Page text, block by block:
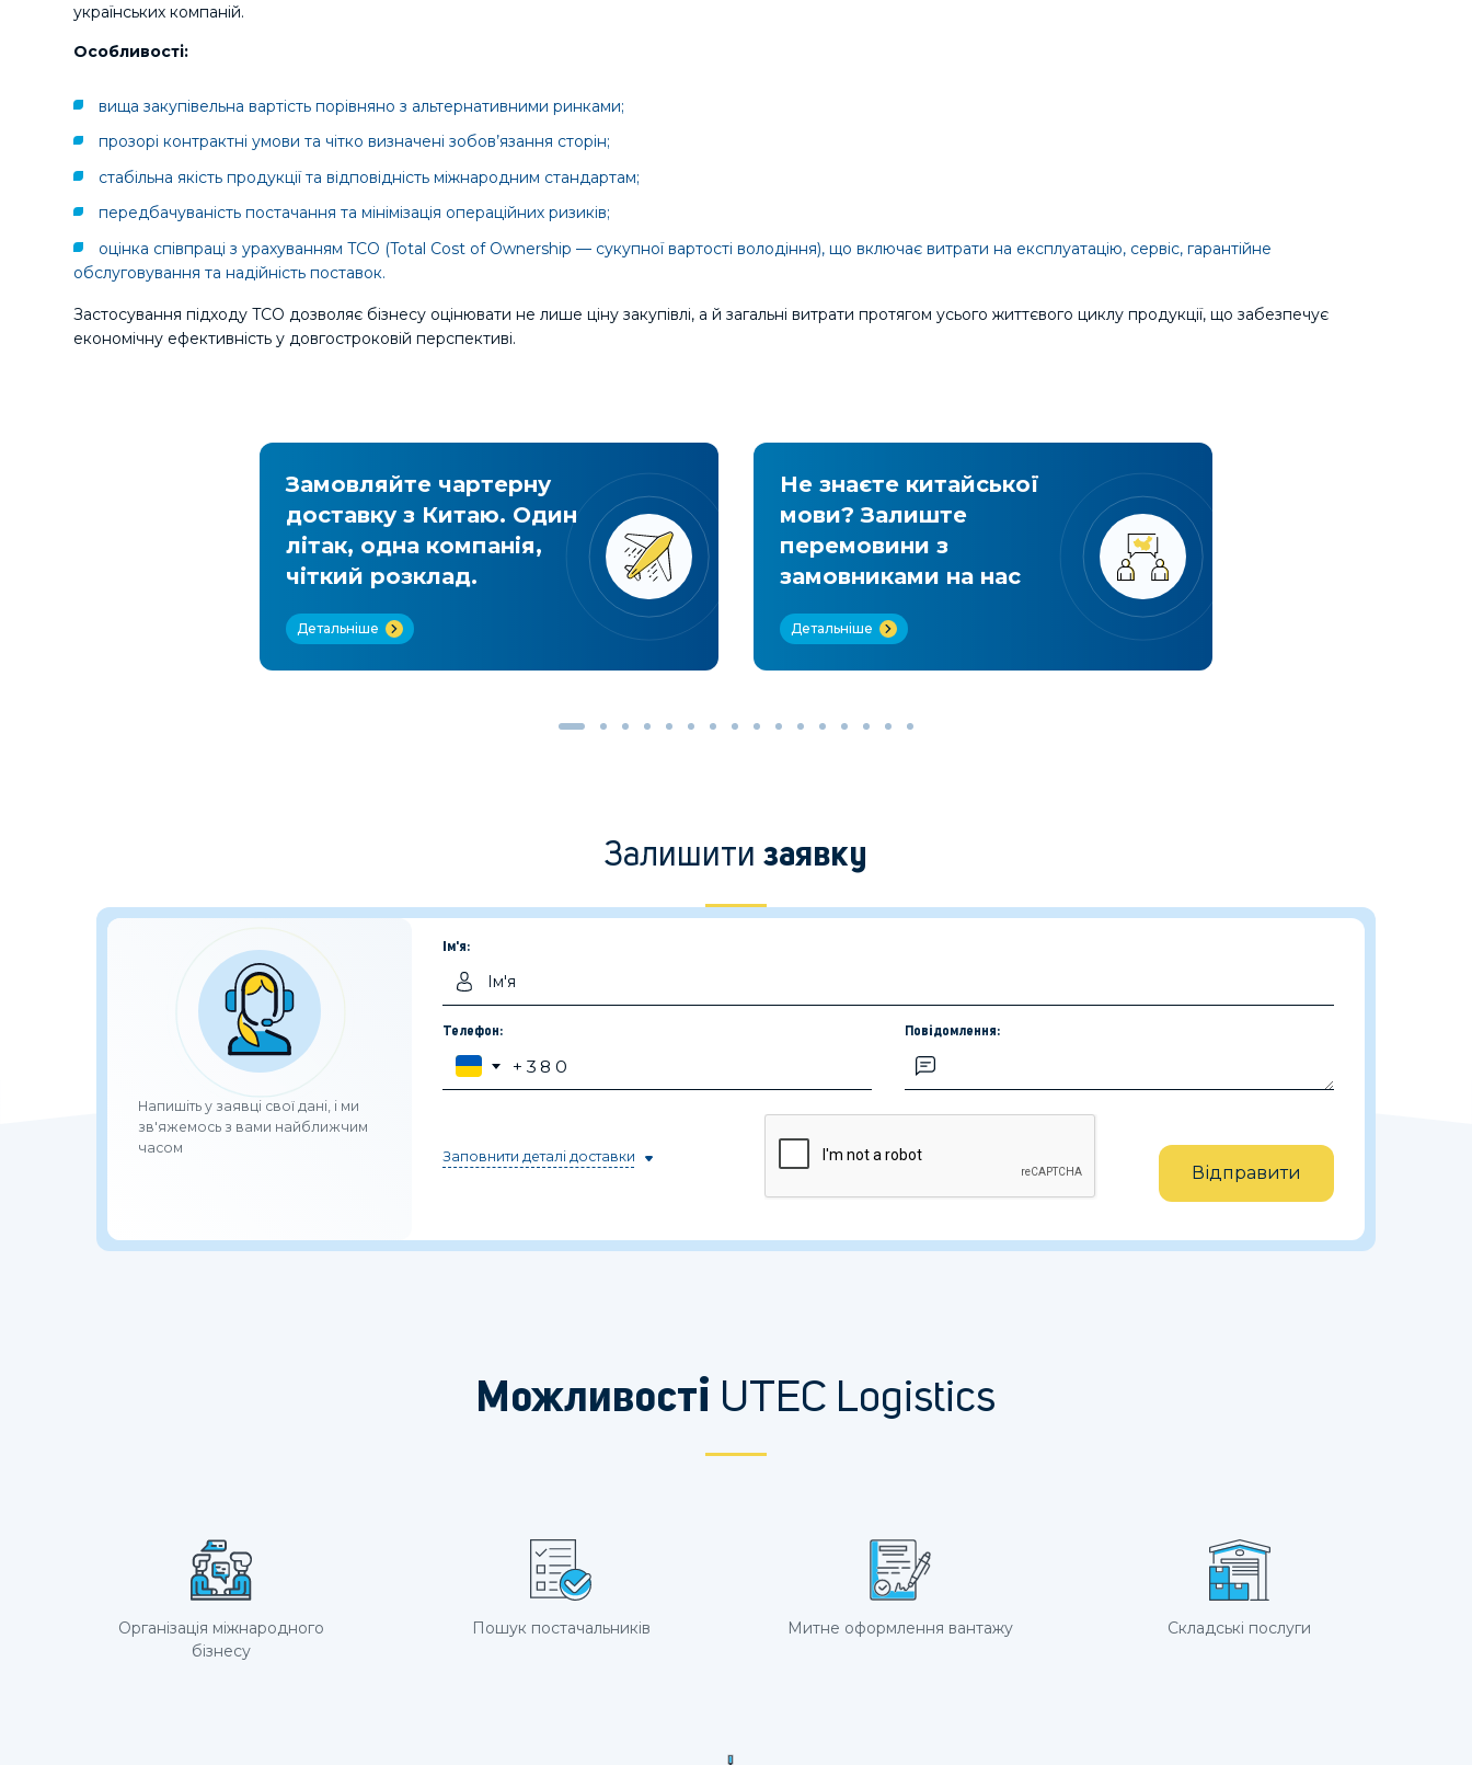
українських компаній.
Особливості:
вища закупівельна вартість порівняно з альтернативними ринками;
прозорі контрактні умови та чітко визначені зобов’язання сторін;
стабільна якість продукції та відповідність міжнародним стандартам;
передбачуваність постачання та мінімізація операційних ризиків;
оцінка співпраці з урахуванням TCO (Total Cost of Ownership — сукупної вартості володіння), що включає витрати на експлуатацію, сервіс, гарантійне
обслуговування та надійність поставок.
Застосування підходу TCO дозволяє бізнесу оцінювати не лише ціну закупівлі, а й загальні витрати протягом усього життєвого циклу продукції, що забезпечує
економічну ефективність у довгостроковій перспективі.
Замовляйте чартерну
доставку з Китаю. Один
літак, одна компанія,
чіткий розклад.
Детальніше
Не знаєте китайської
мови? Залиште
перемовини з
замовниками на нас
Детальніше
Залишити заявку
Напишіть у заявці свої дані, і ми
зв'яжемось з вами найближчим
часом
Ім'я:
Телефон: Повідомлення:
Заповнити деталі доставки
Відправити
Можливості UTEC Logistics
Організація міжнародного
бізнесу
Пошук постачальників Митне оформлення вантажу Складські послуги